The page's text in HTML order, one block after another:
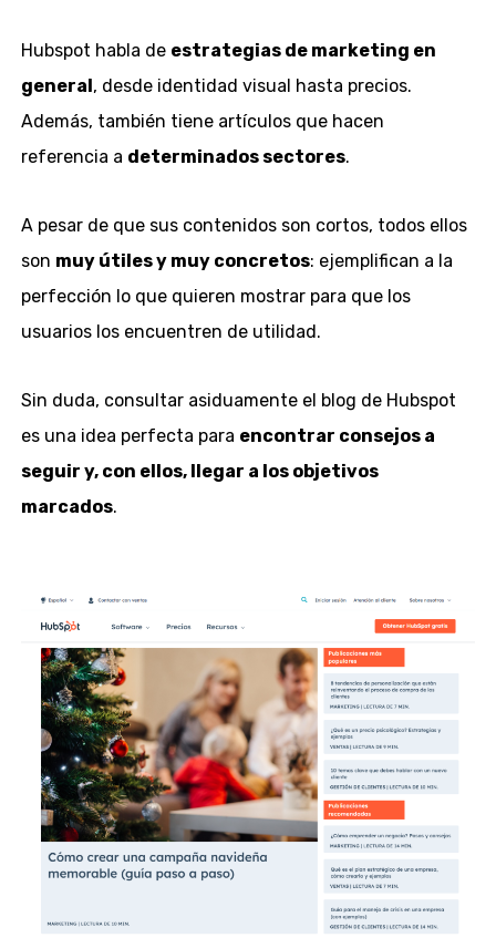
Hubspot habla de estrategias de marketing en
general, desde identidad visual hasta precios.
Además, también tiene artículos que hacen
referencia a determinados sectores.
A pesar de que sus contenidos son cortos, todos ellos
son muy útiles y muy concretos: ejemplifican a la
perfección lo que quieren mostrar para que los
usuarios los encuentren de utilidad.
Sin duda, consultar asiduamente el blog de Hubspot
es una idea perfecta para encontrar consejos a
seguir y, con ellos, llegar a los objetivos
marcados.